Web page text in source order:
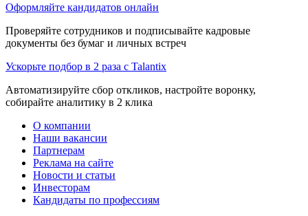
Оформляйте кандидатов онлайн
Проверяйте сотрудников и подписывайте кадровые
документы без бумаг и личных встреч
Ускорьте подбор в 2 раза с Talantix
Автоматизируйте сбор откликов, настройте воронку,
собирайте аналитику в 2 клика
О компании
Наши вакансии
Партнерам
Реклама на сайте
Новости и статьи
Инвесторам
Кандидаты по профессиям